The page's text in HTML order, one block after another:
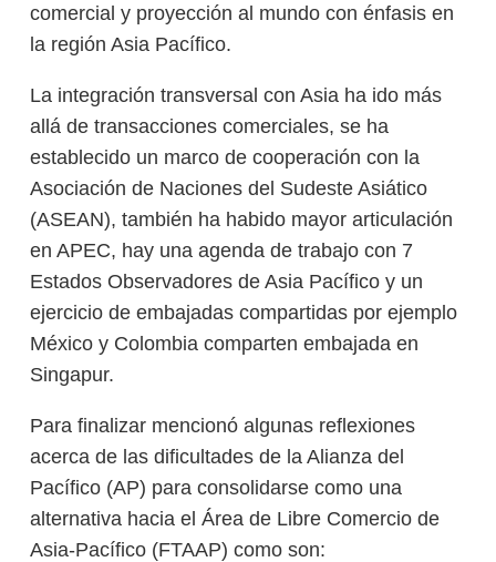
comercial y proyección al mundo con énfasis en
la región Asia Pacífico.
La integración transversal con Asia ha ido más
allá de transacciones comerciales, se ha
establecido un marco de cooperación con la
Asociación de Naciones del Sudeste Asiático
(ASEAN), también ha habido mayor articulación
en APEC, hay una agenda de trabajo con 7
Estados Observadores de Asia Pacífico y un
ejercicio de embajadas compartidas por ejemplo
México y Colombia comparten embajada en
Singapur.
Para finalizar mencionó algunas reflexiones
acerca de las dificultades de la Alianza del
Pacífico (AP) para consolidarse como una
alternativa hacia el Área de Libre Comercio de
Asia-Pacífico (FTAAP) como son: